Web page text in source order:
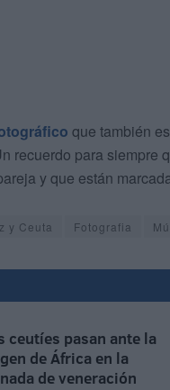
que también
recuerdo para siempre
y que están
y Ceuta Fotografia
ceutíes pasan ante la
de África en la
de veneración